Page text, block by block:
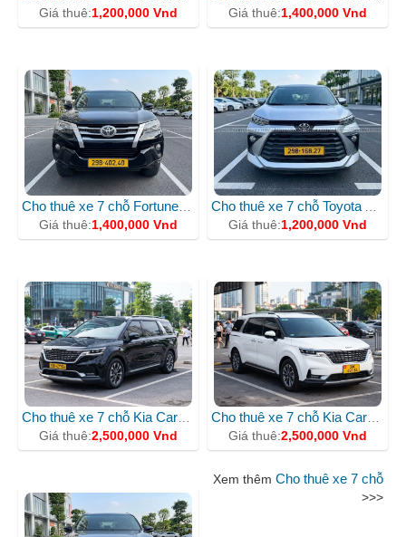
Giá thuê:1,200,000 Vnd
Giá thuê:1,400,000 Vnd
Giá thuê:1,400,000 Vnd
Giá thuê:1,200,000 Vnd
Giá thuê:2,500,000 Vnd
Giá thuê:2,500,000 Vnd
Xem thêm Cho thuê xe 7 chỗ
>>>